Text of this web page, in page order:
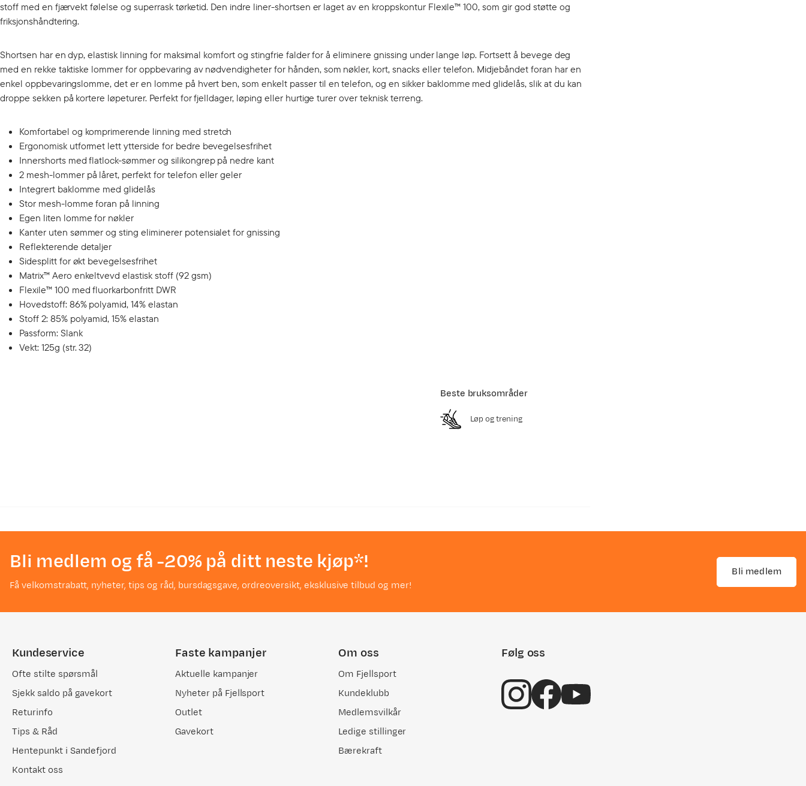
stoff med en fjærvekt følelse og superrask tørketid. Den indre liner-shortsen er laget av en kroppskontur Flexile™ 100, som gir god støtte og
friksjonshåndtering.
Shortsen har en dyp, elastisk linning for maksimal komfort og stingfrie falder for å eliminere gnissing under lange løp. Fortsett å bevege deg
med en rekke taktiske lommer for oppbevaring av nødvendigheter for hånden, som nøkler, kort, snacks eller telefon. Midjebåndet foran har en
enkel oppbevaringslomme, det er en lomme på hvert ben, som enkelt passer til en telefon, og en sikker baklomme med glidelås, slik at du kan
droppe sekken på kortere løpeturer. Perfekt for fjelldager, løping eller hurtige turer over teknisk terreng.
Komfortabel og komprimerende linning med stretch
Ergonomisk utformet lett ytterside for bedre bevegelsesfrihet
Innershorts med flatlock-sømmer og silikongrep på nedre kant
2 mesh-lommer på låret, perfekt for telefon eller geler
Integrert baklomme med glidelås
Stor mesh-lomme foran på linning
Egen liten lomme for nøkler
Kanter uten sømmer og sting eliminerer potensialet for gnissing
Reflekterende detaljer
Sidesplitt for økt bevegelsesfrihet
Matrix™ Aero enkeltvevd elastisk stoff (92 gsm)
Flexile™ 100 med fluorkarbonfritt DWR
Hovedstoff: 86% polyamid, 14% elastan
Stoff 2: 85% polyamid, 15% elastan
Passform: Slank
Vekt: 125g (str. 32)
Beste bruksområder
Løp og trening
Bli medlem og få -20% på ditt neste kjøp*!
Få velkomstrabatt, nyheter, tips og råd, bursdagsgave, ordreoversikt, eksklusive tilbud og mer!
Bli medlem
Kundeservice
Ofte stilte spørsmål
Sjekk saldo på gavekort
Returinfo
Tips & Råd
Hentepunkt i Sandefjord
Kontakt oss
Faste kampanjer
Aktuelle kampanjer
Nyheter på Fjellsport
Outlet
Gavekort
Om oss
Om Fjellsport
Kundeklubb
Medlemsvilkår
Ledige stillinger
Bærekraft
Følg oss